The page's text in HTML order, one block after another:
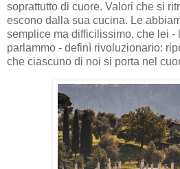
soprattutto di cuore. Valori che si
escono dalla sua cucina. Le
semplice ma difficilissimo, che lei -
parlammo - definì rivoluzionario:
che ciascuno di noi si porta nel